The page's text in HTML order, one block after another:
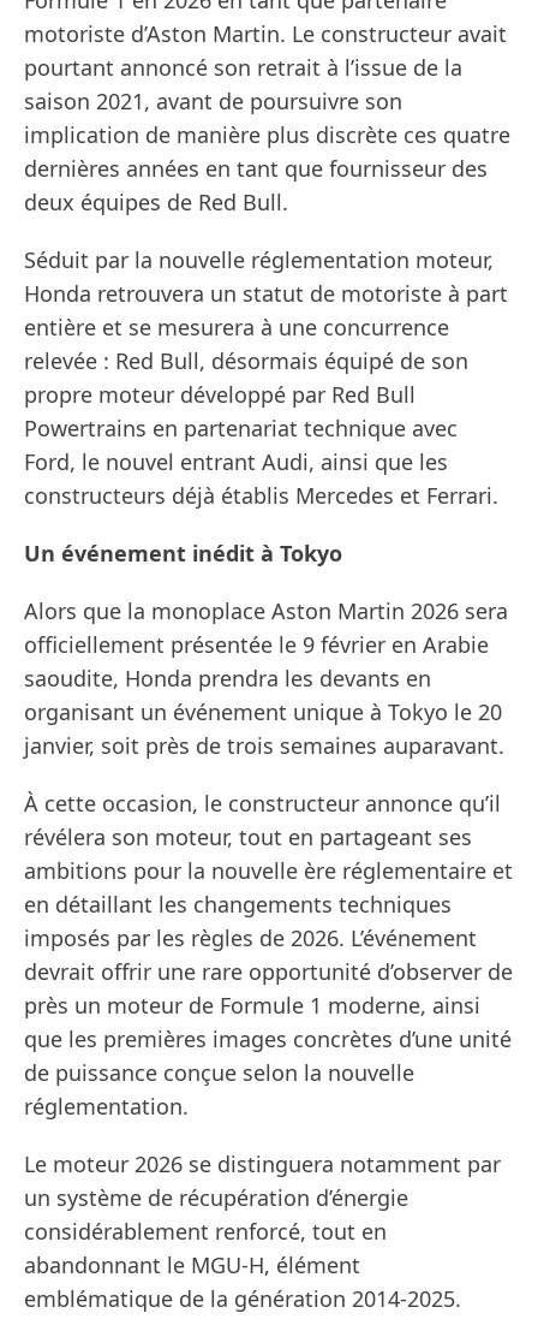
motoriste d’Aston Martin. Le constructeur avait
pourtant annoncé son retrait à l’issue de la
saison 2021, avant de poursuivre son
implication de manière plus discrète ces quatre
dernières années en tant que fournisseur des
deux équipes de Red Bull.
Séduit par la nouvelle réglementation moteur,
Honda retrouvera un statut de motoriste à part
entière et se mesurera à une concurrence
relevée : Red Bull, désormais équipé de son
propre moteur développé par Red Bull
Powertrains en partenariat technique avec
Ford, le nouvel entrant Audi, ainsi que les
constructeurs déjà établis Mercedes et Ferrari.
Un événement inédit à Tokyo
Alors que la monoplace Aston Martin 2026 sera
officiellement présentée le 9 février en Arabie
saoudite, Honda prendra les devants en
organisant un événement unique à Tokyo le 20
janvier, soit près de trois semaines auparavant.
À cette occasion, le constructeur annonce qu’il
révélera son moteur, tout en partageant ses
ambitions pour la nouvelle ère réglementaire et
en détaillant les changements techniques
imposés par les règles de 2026. L’événement
devrait offrir une rare opportunité d’observer de
près un moteur de Formule 1 moderne, ainsi
que les premières images concrètes d’une unité
de puissance conçue selon la nouvelle
réglementation.
Le moteur 2026 se distinguera notamment par
un système de récupération d’énergie
considérablement renforcé, tout en
abandonnant le MGU-H, élément
emblématique de la génération 2014-2025.